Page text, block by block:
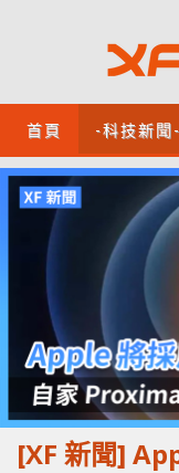
首頁 -科技新聞-
[XF 新聞]